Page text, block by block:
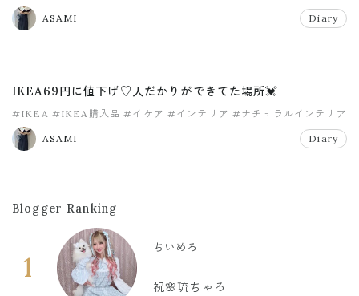
#マイホーム
ASAMI
Diary
IKEA69円に値下げ♡人だかりができてた場所💓
#IKEA #IKEA購入品 #イケア #インテリア #ナチュラルインテリア
#ナチュラルモノトーン
ASAMI
Diary
Blogger Ranking
1
ちいめろ
祝🌸琉ちゃろ